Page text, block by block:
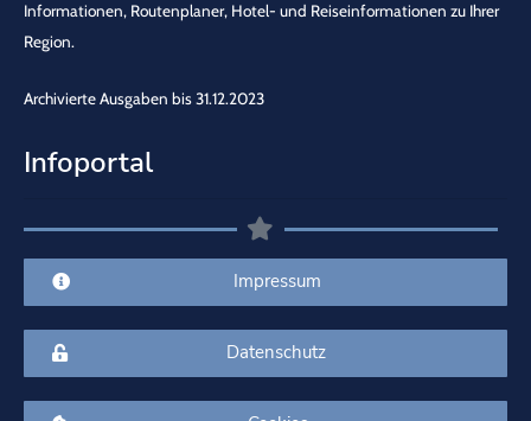
Informationen, Routenplaner, Hotel- und Reiseinformationen zu Ihrer
Region.
Archivierte Ausgaben bis 31.12.2023
Infoportal
Impressum
Datenschutz